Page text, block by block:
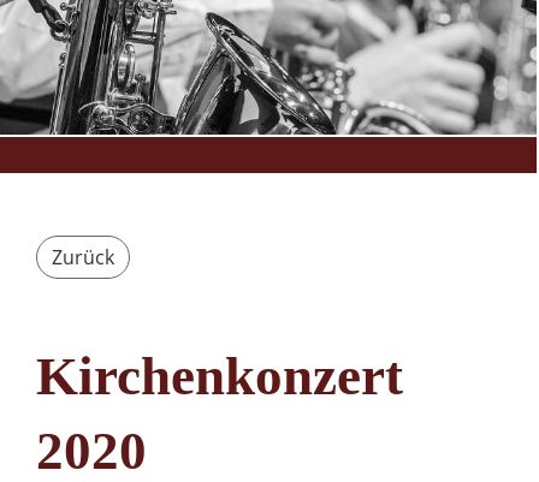
Zurück
Kirchenkonzert
2020